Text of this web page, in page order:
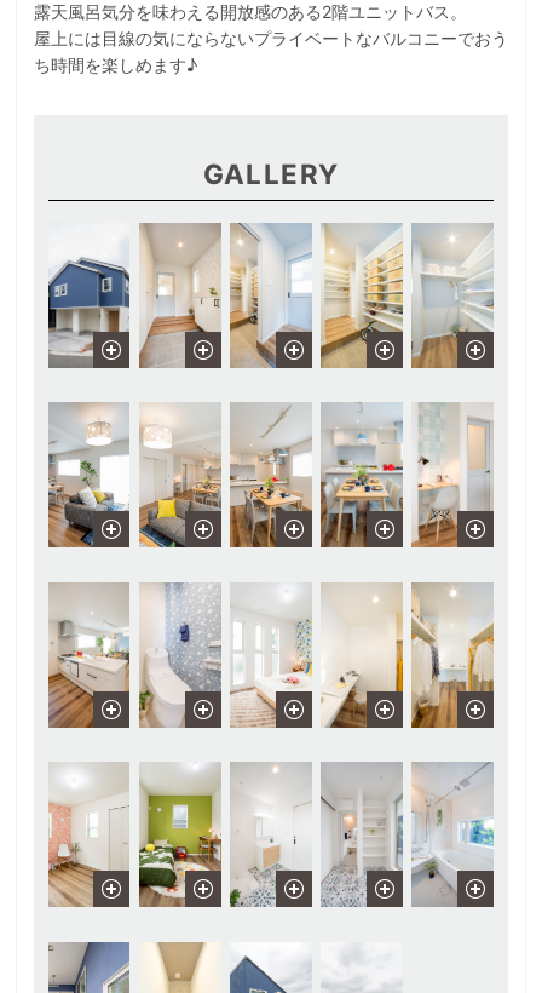
露天風呂気分を味わえる開放感のある2階ユニットバス。
屋上には目線の気にならないプライベートなバルコニーでおう
ち時間を楽しめます♪
GALLERY